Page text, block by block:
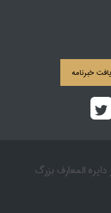
خبرنامه
دایره المعارف بزرگ